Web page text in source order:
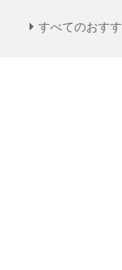
すべてのおす